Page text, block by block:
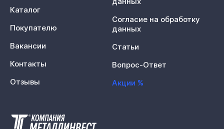
Каталог
Покупателю
Вакансии
Контакты
Отзывы
Согласие на обработку
данных
Статьи
Вопрос-Ответ
Акции %